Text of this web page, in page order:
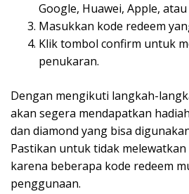
Google, Huawei, Apple,
Masukkan kode redeem
Klik tombol confirm untuk
penukaran.
Dengan mengikuti langkah-
akan segera mendapatkan
dan diamond yang bisa
Pastikan untuk tidak
karena beberapa kode redeem
penggunaan.